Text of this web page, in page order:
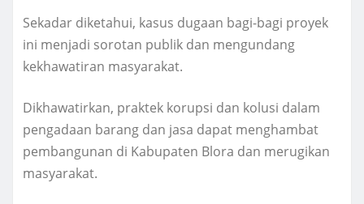
Sekadar diketahui, kasus dugaan bagi-bagi proyek
ini menjadi sorotan publik dan mengundang
kekhawatiran masyarakat.
Dikhawatirkan, praktek korupsi dan kolusi dalam
pengadaan barang dan jasa dapat menghambat
pembangunan di Kabupaten Blora dan merugikan
masyarakat.